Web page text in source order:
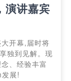
讲嘉宾
开幕,届时将
独到见解。现
、经验丰富
展!